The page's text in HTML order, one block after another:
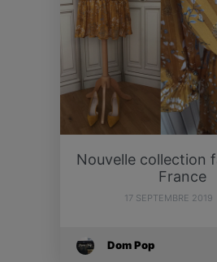
Nouvelle collection
France
17 SEPTEMBRE 2019
Dom Pop